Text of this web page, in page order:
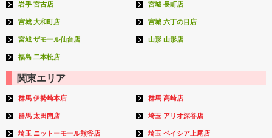
岩手 宮古店 宮城 長町店
宮城 大和町店 宮城 六丁の目店
宮城 ザモール仙台店 山形 山形店
福島 二本松店
関東エリア
群馬 伊勢崎本店 群馬 高崎店
群馬 太田南店 埼玉 アリオ深谷店
埼玉 ニットーモール熊谷店 埼玉 ベイシア上尾店